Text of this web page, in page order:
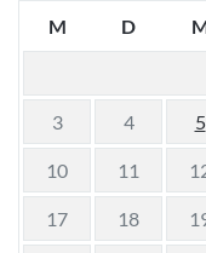
M D
3 4 5
10 11
17 18